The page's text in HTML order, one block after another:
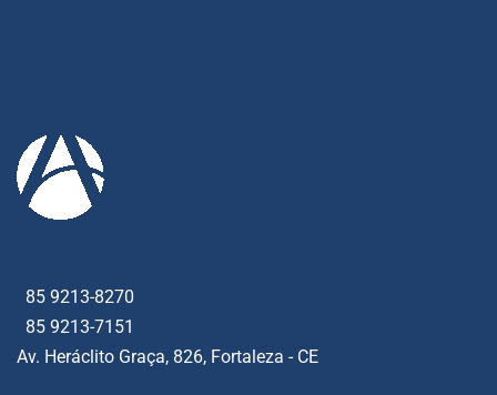
85 9213-8270
85 9213-7151
Av. Heráclito Graça, 826, Fortaleza - CE